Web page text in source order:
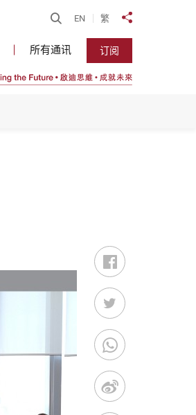
开启搜寻
EN 繁 分享到
所有通讯 订阅